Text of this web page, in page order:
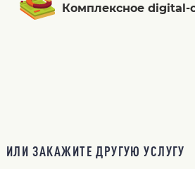
Комплексное digital-
ИЛИ ЗАКАЖИТЕ ДРУГУЮ УСЛУГУ